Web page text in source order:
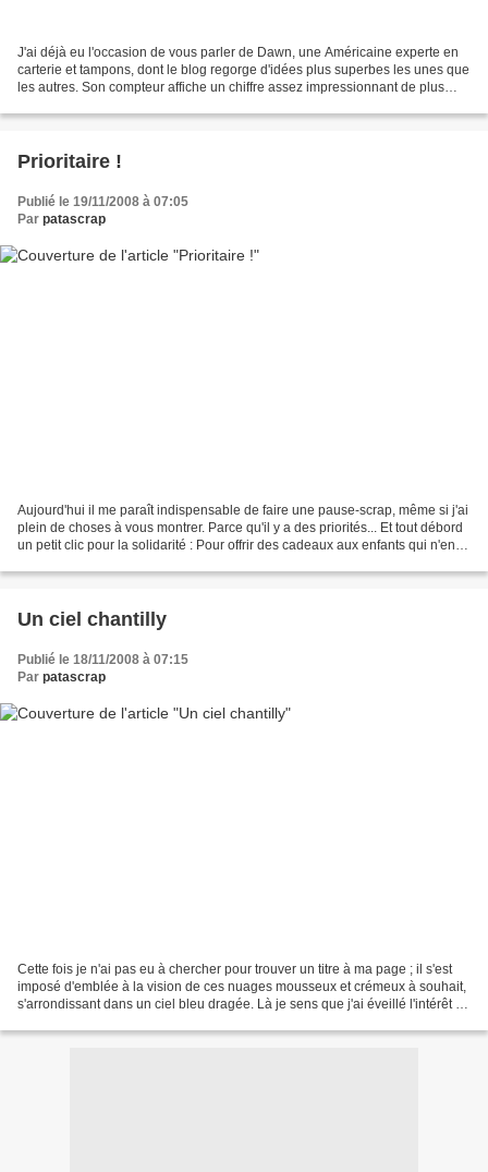
J'ai déjà eu l'occasion de vous parler de Dawn, une Américaine experte en
carterie et tampons, dont le blog regorge d'idées plus superbes les unes que
les autres. Son compteur affiche un chiffre assez impressionnant de plus
Prioritaire !
Publié le 19/11/2008 à 07:05
Par patascrap
Aujourd'hui il me paraît indispensable de faire une pause-scrap, même si j'ai
plein de choses à vous montrer. Parce qu'il y a des priorités... Et tout débord
un petit clic pour la solidarité : Pour offrir des cadeaux aux enfants qui n'en
Un ciel chantilly
Publié le 18/11/2008 à 07:15
Par patascrap
Cette fois je n'ai pas eu à chercher pour trouver un titre à ma page ; il s'est
imposé d'emblée à la vision de ces nuages mousseux et crémeux à souhait,
s'arrondissant dans un ciel bleu dragée. Là je sens que j'ai éveillé l'intérêt de